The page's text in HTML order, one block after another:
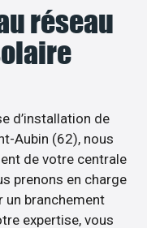
réseau
d’installation de
Aubin (62), nous
de votre centrale
prenons en charge
branchement
expertise, vous